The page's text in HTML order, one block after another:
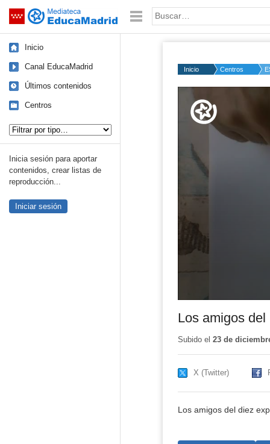
Saltar navegación Palabra o frase:
Inicio
Canal EducaMadrid
Últimos contenidos
Centros
Inicia sesión para aportar
contenidos, crear listas de
reproducción...
Iniciar sesión
Inicio Centros
Volume
50%
Los amigos
Subido el 23 de
X (Twitter)
Los amigos del diez